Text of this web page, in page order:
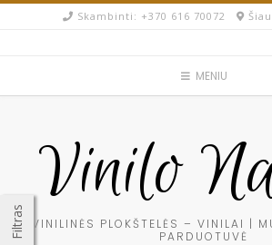
Skip
Skambinti: +370 616 70072​
MENIU
Vinilo
VINILINĖS PLOKŠTELĖS – VINILAI |
PARDUOTUVĖ
Filtras